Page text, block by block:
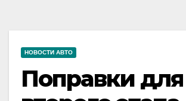
НОВОСТИ АВТО
Поправки для